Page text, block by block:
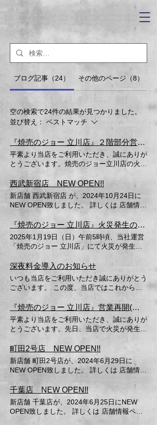
ブログ記事（24） その他のページ（8）
空の検索で24件の結果が見つかりました。
並び替え：
ベストマッチ
『焼売のジョー 立川店』２階部分営業再開のお知らせ
平素より当店をご利用いただき、誠にありが
とうございます。焼売のジョー立川店の火災
ましたが、２階部分の修復工事が本日完了し
たため、１階２階にて営業を再開致します。
今後とも『焼売のジョー 立川店』をよろし
くお願い申し上げます。
西武新宿店 NEW OPEN!!
新店舗 西武新宿店 が、2024年10月24日に
NEW OPEN致しました。 詳しくは 店舗情報
ページ をご覧ください。 皆様のご来店お待
ちしております。
『焼売のジョー 立川店』火災発生のお詫びと臨時休業のお知らせ
2025年1月19日（日）午前5時頃、当社運営
「焼売のジョー 立川店」にて火災が発生し
をおかけいたしましたこと、心よりお詫び申
し上げます。 なお、今回の火災におきまし
て、幸いにも負傷者は発生しておりません。
当面の間、「焼売のジョー 立川店」は臨時
休業とさせていただきます。 営業再開日等
の詳細につきましては、確定次第改めて当ホ
ームページにてお知らせさせていただきま
す。 今回の火災発生原因については、現在
警察及び消防により調査中であり、会社とし
て再発防止策の徹底を図ってまいる所存で
す。
深夜料金導入のお知らせ
いつも当店をご利用いただき誠にありがとう
ございます。 この度、当店ではこれからも
変わらぬ品質・サービスを維持するため、
2025年4月10日より、22時00分以降ご来店
のお客様から、深夜料金として、お会計の
10％を頂戴いたします。 何卒ご理解の上、
今後とも変わらぬご愛顧を賜りますようお願
い申し上げます。
『焼売のジョー 立川店』営業再開(一部)のお知らせ
平素より当店をご利用いただき、誠にありが
とうございます。先日、当店で火災が発生
し、多大なるご心配とご迷惑をおかけしまし
たことをお詫び申し上げます。 現在、安全
確認、安全確保されたことを受け、当店１階
部分を2025年2月26日より営業を再開いたし
ます。また、当店２階部分に修復工事が完了
次第再開いたします。 以後同様の事態が発
生しないよう、徹底した対策を講じておりま
すので、今後もご愛顧賜りますようお願い申
し上げます。
町田2号店 NEW OPEN!!
新店舗 町田2号店が、2024年6月29日に
NEW OPEN致しました。 詳しくは 店舗情報
ページ をご覧ください。 皆様のご来店お待
ちしております。
千葉店 NEW OPEN!!
新店舗 千葉店が、2024年6月25日にNEW
OPEN致しました。 詳しくは 店舗情報ペー
ジ をご覧ください。 皆様のご来店お待ちし